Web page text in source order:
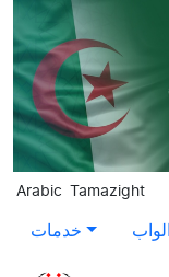
Skip to main
Arabic Tamazight
خدمات